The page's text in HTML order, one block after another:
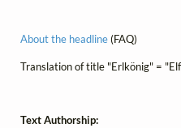
About the headline(FAQ)
Translation of title "Erlkönig" =
Text Authorship: